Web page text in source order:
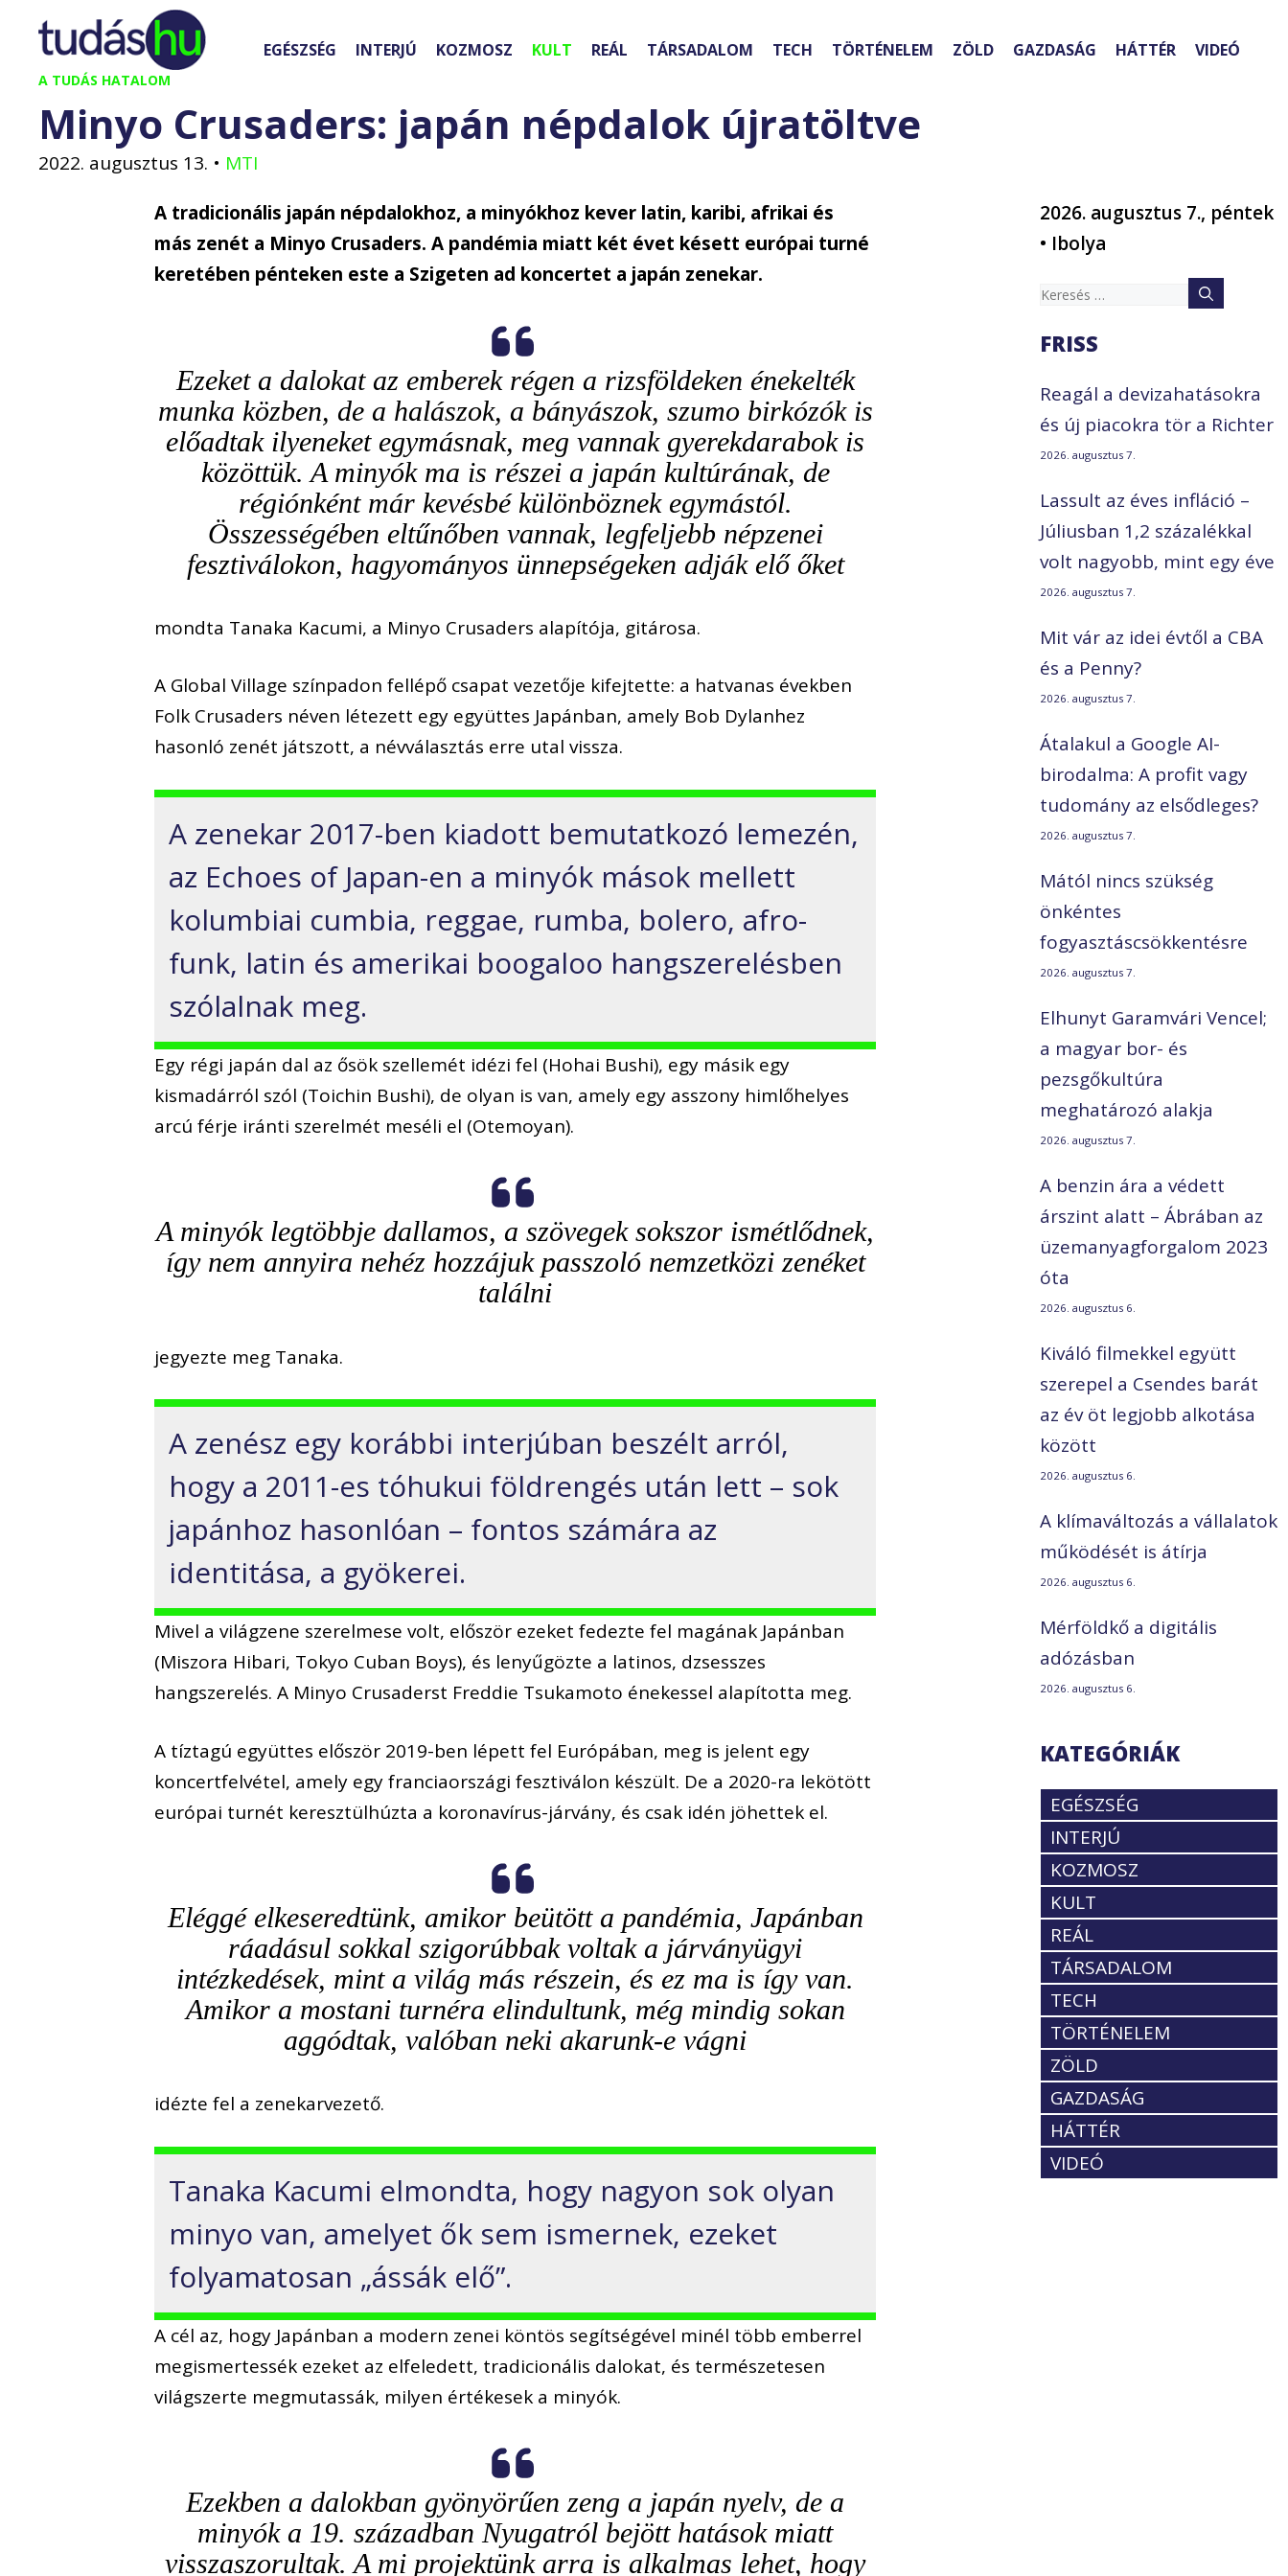
Kilépés
tartalomba
A TUDÁS HATALOM
EGÉSZSÉG INTERJÚ KOZMOSZ KULT REÁL TÁRSADALOM TECH TÖRTÉNELEM ZÖLD GAZDASÁG HÁTTÉR VIDEÓ
Minyo Crusaders: japán népdalok újratöltve
2022. augusztus 13. • MTI
A tradicionális japán népdalokhoz, a minyókhoz kever latin, karibi, afrikai és
más zenét a Minyo Crusaders. A pandémia miatt két évet késett európai turné
keretében pénteken este a Szigeten ad koncertet a japán zenekar.
Ezeket a dalokat az emberek régen a rizsföldeken énekelték
munka közben, de a halászok, a bányászok, szumo birkózók is
előadtak ilyeneket egymásnak, meg vannak gyerekdarabok is
közöttük. A minyók ma is részei a japán kultúrának, de
régiónként már kevésbé különböznek egymástól.
Összességében eltűnőben vannak, legfeljebb népzenei
fesztiválokon, hagyományos ünnepségeken adják elő őket
mondta Tanaka Kacumi, a Minyo Crusaders alapítója, gitárosa.
A Global Village színpadon fellépő csapat vezetője kifejtette: a hatvanas években
Folk Crusaders néven létezett egy együttes Japánban, amely Bob Dylanhez
hasonló zenét játszott, a névválasztás erre utal vissza.
A zenekar 2017-ben kiadott bemutatkozó lemezén,
az Echoes of Japan-en a minyók mások mellett
kolumbiai cumbia, reggae, rumba, bolero, afro-
funk, latin és amerikai boogaloo hangszerelésben
szólalnak meg.
Egy régi japán dal az ősök szellemét idézi fel (Hohai Bushi), egy másik egy
kismadárról szól (Toichin Bushi), de olyan is van, amely egy asszony himlőhelyes
arcú férje iránti szerelmét meséli el (Otemoyan).
A minyók legtöbbje dallamos, a szövegek sokszor ismétlődnek,
így nem annyira nehéz hozzájuk passzoló nemzetközi zenéket
találni
jegyezte meg Tanaka.
A zenész egy korábbi interjúban beszélt arról,
hogy a 2011-es tóhukui földrengés után lett – sok
japánhoz hasonlóan – fontos számára az
identitása, a gyökerei.
Mivel a világzene szerelmese volt, először ezeket fedezte fel magának Japánban
(Miszora Hibari, Tokyo Cuban Boys), és lenyűgözte a latinos, dzsesszes
hangszerelés. A Minyo Crusaderst Freddie Tsukamoto énekessel alapította meg.
A tíztagú együttes először 2019-ben lépett fel Európában, meg is jelent egy
koncertfelvétel, amely egy franciaországi fesztiválon készült. De a 2020-ra lekötött
európai turnét keresztülhúzta a koronavírus-járvány, és csak idén jöhettek el.
Eléggé elkeseredtünk, amikor beütött a pandémia, Japánban
ráadásul sokkal szigorúbbak voltak a járványügyi
intézkedések, mint a világ más részein, és ez ma is így van.
Amikor a mostani turnéra elindultunk, még mindig sokan
aggódtak, valóban neki akarunk-e vágni
idézte fel a zenekarvezető.
Tanaka Kacumi elmondta, hogy nagyon sok olyan
minyo van, amelyet ők sem ismernek, ezeket
folyamatosan „ássák elő”.
A cél az, hogy Japánban a modern zenei köntös segítségével minél több emberrel
megismertessék ezeket az elfeledett, tradicionális dalokat, és természetesen
világszerte megmutassák, milyen értékesek a minyók.
Ezekben a dalokban gyönyörűen zeng a japán nyelv, de a
minyók a 19. században Nyugatról bejött hatások miatt
visszaszorultak. A mi projektünk arra is alkalmas lehet, hogy
2026. augusztus 7., péntek
• Ibolya
Keresés:
FRISS
Reagál a devizahatásokra
és új piacokra tör a Richter
2026. augusztus 7.
Lassult az éves infláció –
Júliusban 1,2 százalékkal
volt nagyobb, mint egy éve
2026. augusztus 7.
Mit vár az idei évtől a CBA
és a Penny?
2026. augusztus 7.
Átalakul a Google AI-
birodalma: A profit vagy
tudomány az elsődleges?
2026. augusztus 7.
Mától nincs szükség
önkéntes
fogyasztáscsökkentésre
2026. augusztus 7.
Elhunyt Garamvári Vencel;
a magyar bor- és
pezsgőkultúra
meghatározó alakja
2026. augusztus 7.
A benzin ára a védett
árszint alatt – Ábrában az
üzemanyagforgalom 2023
óta
2026. augusztus 6.
Kiváló filmekkel együtt
szerepel a Csendes barát
az év öt legjobb alkotása
között
2026. augusztus 6.
A klímaváltozás a vállalatok
működését is átírja
2026. augusztus 6.
Mérföldkő a digitális
adózásban
2026. augusztus 6.
KATEGÓRIÁK
EGÉSZSÉG
INTERJÚ
KOZMOSZ
KULT
REÁL
TÁRSADALOM
TECH
TÖRTÉNELEM
ZÖLD
GAZDASÁG
HÁTTÉR
VIDEÓ